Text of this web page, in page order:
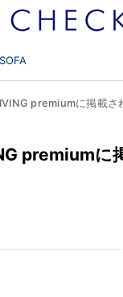
SOFA
premiumに掲載さ
premiumに